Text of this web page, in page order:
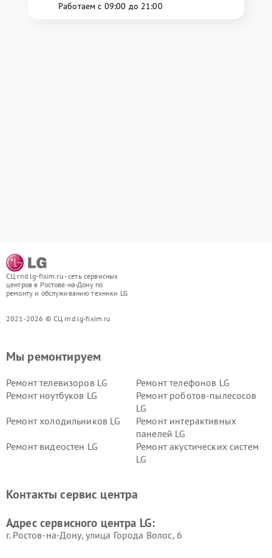
Работаем с 09:00 до 21:00
СЦ rnd.lg-fixim.ru - сеть сервисных
центров в Ростове-на-Дону по
ремонту и обслуживанию техники LG
2021-2026 © СЦ rnd.lg-fixim.ru
Мы ремонтируем
Ремонт телевизоров LG
Ремонт телефонов LG
Ремонт ноутбуков LG
Ремонт роботов-пылесосов
LG
Ремонт холодильников LG
Ремонт интерактивных
панелей LG
Ремонт видеостен LG
Ремонт акустических систем
LG
Ремонт морозильных камер
Ремонт вертикальных
Контакты сервис центра
Адрес сервисного центра LG:
г. Ростов-на-Дону, улица Города Волос, 6